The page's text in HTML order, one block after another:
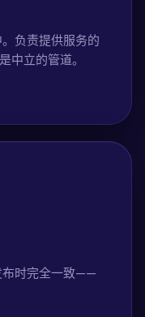
负责提供服务的
立的管道。
布时完全一致——